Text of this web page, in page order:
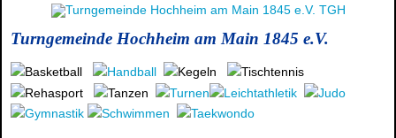
Turngemeinde Hochheim am Main 1845 e.V.